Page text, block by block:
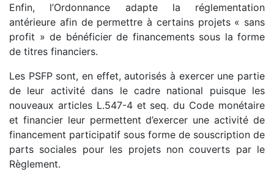
Enfin, l’Ordonnance adapte la réglementation
antérieure afin de permettre à certains projets « sans
profit » de bénéficier de financements sous la forme
de titres financiers.
Les PSFP sont, en effet, autorisés à exercer une partie
de leur activité dans le cadre national puisque les
nouveaux articles L.547-4 et seq. du Code monétaire
et financier leur permettent d’exercer une activité de
financement participatif sous forme de souscription de
parts sociales pour les projets non couverts par le
Règlement.